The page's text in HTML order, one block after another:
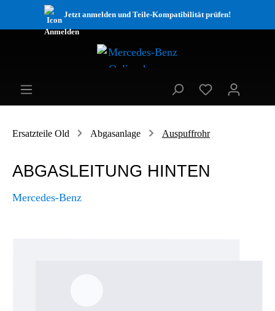
Jetzt anmelden und Teile-Kompatibilität prüfen!
Ersatzteile Old Abgasanlage Auspuffrohr
ABGASLEITUNG HINTEN
Mercedes-Benz